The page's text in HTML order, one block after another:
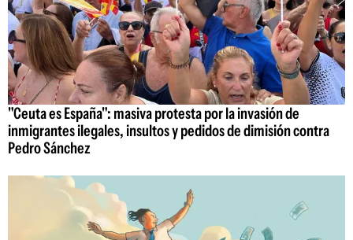
"Ceuta es España": masiva protesta por la invasión de
inmigrantes ilegales, insultos y pedidos de dimisión contra
Pedro Sánchez